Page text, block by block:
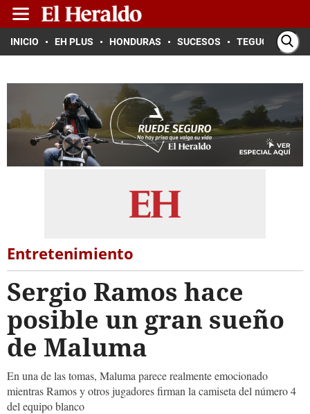
INICIO EH PLUS HONDURAS SUCESOS TEGUCIGALPA
Entretenimiento
Sergio Ramos hace
posible un gran sueño
de Maluma
En una de las tomas, Maluma parece realmente emocionado
mientras Ramos y otros jugadores firman la camiseta del número 4
del equipo blanco